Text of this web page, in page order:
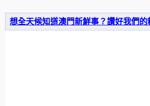
想全天候知道澳門新鮮事？讚好我們的